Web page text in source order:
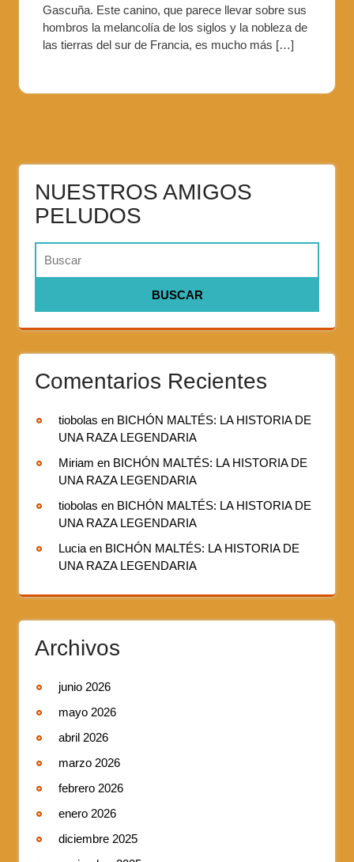
Gascuña. Este canino, que parece llevar sobre sus
hombros la melancolía de los siglos y la nobleza de
las tierras del sur de Francia, es mucho más […]
NUESTROS AMIGOS
PELUDOS
Comentarios Recientes
tiobolas en BICHÓN MALTÉS: LA HISTORIA DE
UNA RAZA LEGENDARIA
Miriam en BICHÓN MALTÉS: LA HISTORIA DE
UNA RAZA LEGENDARIA
tiobolas en BICHÓN MALTÉS: LA HISTORIA DE
UNA RAZA LEGENDARIA
Lucia en BICHÓN MALTÉS: LA HISTORIA DE
UNA RAZA LEGENDARIA
Archivos
junio 2026
mayo 2026
abril 2026
marzo 2026
febrero 2026
enero 2026
diciembre 2025